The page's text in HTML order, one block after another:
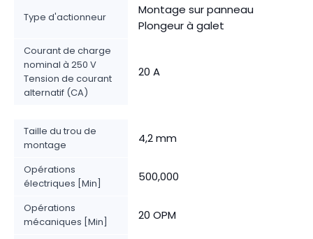
Type d'actionneur
Montage sur panneau
Plongeur à galet
Courant de charge
nominal à 250 V
Tension de courant
alternatif (CA)
20 A
Taille du trou de
montage
4,2 mm
Opérations
électriques [Min]
500,000
Opérations
mécaniques [Min]
20 OPM